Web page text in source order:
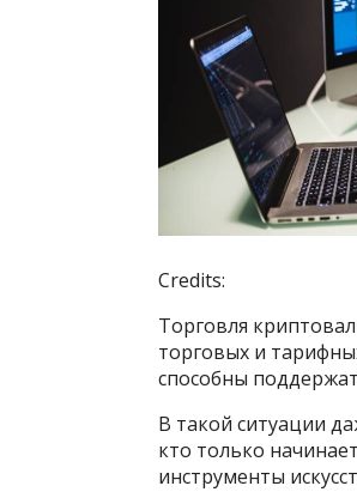
Credits:
Торговля
торговых и
способны
В такой ситуации
кто только
инструменты